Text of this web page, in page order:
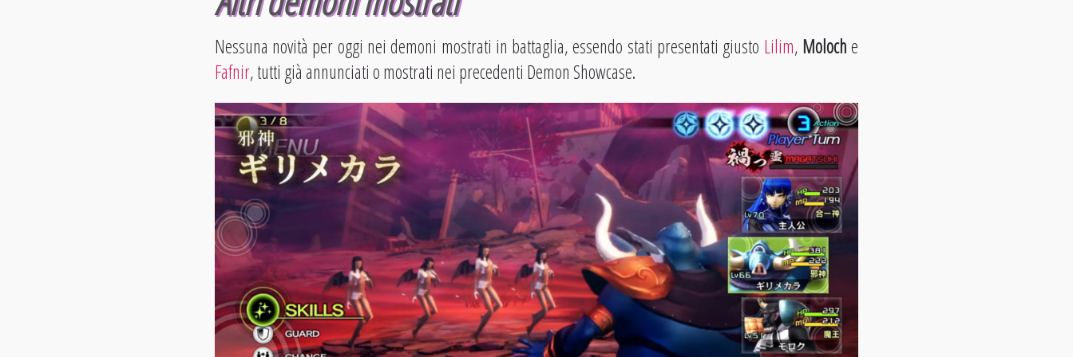
Nessuna novità per oggi nei demoni mostrati in battaglia, essendo stati presentati giusto Lilim, Moloche
Fafnir, tutti già annunciati o mostrati nei precedenti Demon Showcase.